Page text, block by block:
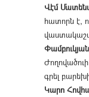
Վէմ
հատորն է,
գրել
Կարո